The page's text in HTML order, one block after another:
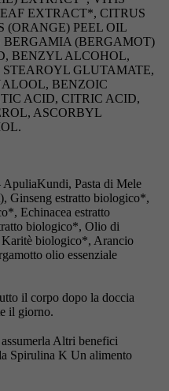
EXTRACT*, CITRUS
PEEL OIL
BERGAMIA (BERGAMOT)
BENZYL ALCOHOL,
GLUTAMATE,
BENZOIC
ACID, CITRIC ACID,
ASCORBYL
Pasta di Mele
Ginseng estratto biologico*,
Echinacea estratto
biologico*, Olio di
biologico*, Arancio
olio essenziale
il corpo dopo la doccia
il giorno.
Altri benefici
Spirulina K Un alimento